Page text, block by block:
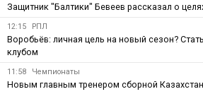
Защитник "Балтики" Бевеев рассказал о
12:15 РПЛ
Воробьёв: личная цель на новый сезон?
клубом
11:58 Чемпионаты
Новым главным тренером сборной